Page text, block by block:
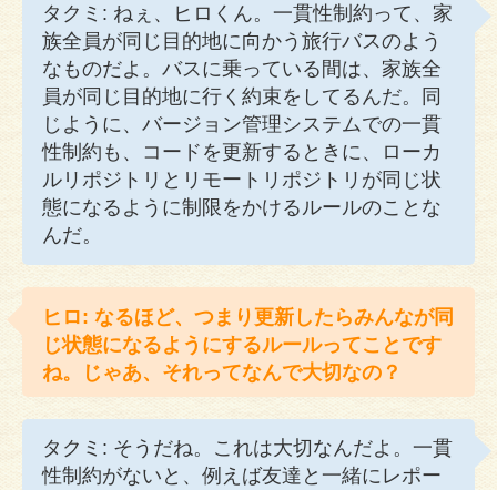
タクミ: ねぇ、ヒロくん。一貫性制約って、家
族全員が同じ目的地に向かう旅行バスのよう
なものだよ。バスに乗っている間は、家族全
員が同じ目的地に行く約束をしてるんだ。同
じように、バージョン管理システムでの一貫
性制約も、コードを更新するときに、ローカ
ルリポジトリとリモートリポジトリが同じ状
態になるように制限をかけるルールのことな
んだ。
ヒロ: なるほど、つまり更新したらみんなが同
じ状態になるようにするルールってことです
ね。じゃあ、それってなんで大切なの？
タクミ: そうだね。これは大切なんだよ。一貫
性制約がないと、例えば友達と一緒にレポー